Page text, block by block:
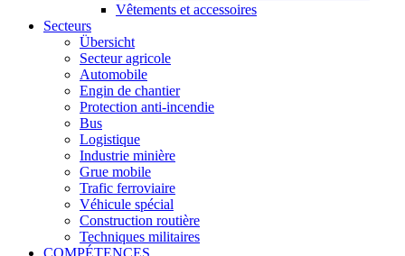
Vêtements et accessoires
Secteurs
Übersicht
Secteur agricole
Automobile
Engin de chantier
Protection anti-incendie
Bus
Logistique
Industrie minière
Grue mobile
Trafic ferroviaire
Véhicule spécial
Construction routière
Techniques militaires
COMPÉTENCES